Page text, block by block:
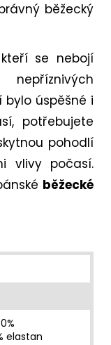
běžecký
se nebojí
úspěšné i
potřebujete
pohodlí
vlivy počasí.
běžecké
elastan